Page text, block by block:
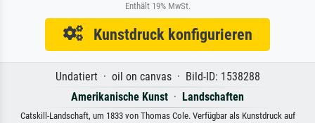
Enthält 19% MwSt.
Kunstdruck konfigurieren
Undatiert · oil on canvas · Bild-ID: 1538288
Amerikanische Kunst · Landschaften
Catskill-Landschaft, um 1833 von Thomas Cole. Verfügbar als Kunstdruck auf